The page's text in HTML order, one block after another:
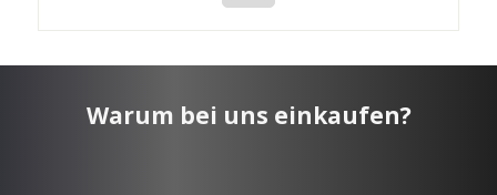
Warum bei uns einkaufen?